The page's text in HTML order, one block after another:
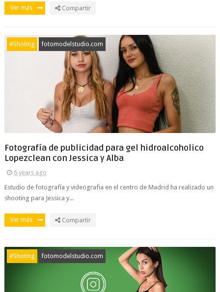
Ver más Compartir
#Shoting fotomodelstudio.com
Fotografía de publicidad para gel hidroalcoholico
Lopezclean con Jessica y Alba
6 years ago
Estudio de fotografía y videografia en el centro de Madrid ha realizado un
shooting para Jessica y...
Ver más Compartir
#Shoting fotomodelstudio.com